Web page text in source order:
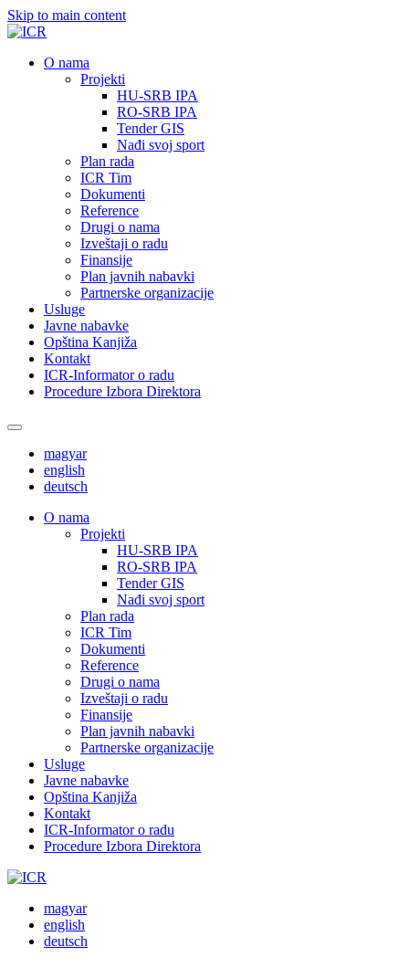
Skip to main content
О nama
Projekti
HU-SRB IPA
RO-SRB IPA
Tender GIS
Nađi svoj sport
Plan rada
ICR Tim
Dokumenti
Reference
Drugi o nama
Izveštaji o radu
Finansije
Plan javnih nabavki
Partnerske organizacije
Usluge
Javne nabavke
Opština Kanjiža
Kontakt
ICR-Informator o radu
Procedure Izbora Direktora
magyar
english
deutsch
О nama
Projekti
HU-SRB IPA
RO-SRB IPA
Tender GIS
Nađi svoj sport
Plan rada
ICR Tim
Dokumenti
Reference
Drugi o nama
Izveštaji o radu
Finansije
Plan javnih nabavki
Partnerske organizacije
Usluge
Javne nabavke
Opština Kanjiža
Kontakt
ICR-Informator o radu
Procedure Izbora Direktora
magyar
english
deutsch